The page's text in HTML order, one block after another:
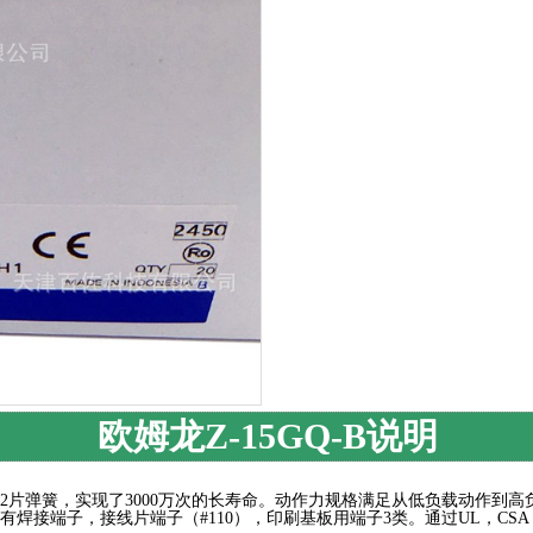
欧姆龙Z-15GQ-B说明
片弹簧，实现了3000万次的长寿命。动作力规格满足从低负载动作到高
焊接端子，接线片端子（#110），印刷基板用端子3类。通过UL，